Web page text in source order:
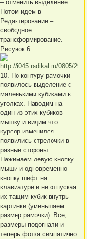
– отменить выделение.
Потом идем в
Редактирование –
свободное
трансформирование.
Рисунок 6.
10. По контуру рамочки
появилось выделение с
маленькими кубиками в
уголках. Наводим на
один из этих кубиков
мышку и видим что
курсор изменился –
появились стрелочки в
разные стороны
Нажимаем левую кнопку
мыши и одновременно
кнопку шифт на
клавиатуре и не отпуская
их тащим кубик внутрь
картинки (уменьшаем
размер рамочки). Все,
размеры подогнали и
теперь фотка симпатично